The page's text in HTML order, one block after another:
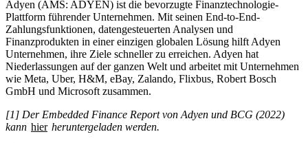
Adyen (AMS: ADYEN) ist die bevorzugte Finanztechnologie-
Plattform führender Unternehmen. Mit seinen End-to-End-
Zahlungsfunktionen, datengesteuerten Analysen und
Finanzprodukten in einer einzigen globalen Lösung hilft Adyen
Unternehmen, ihre Ziele schneller zu erreichen. Adyen hat
Niederlassungen auf der ganzen Welt und arbeitet mit Unternehmen
wie Meta, Uber, H&M, eBay, Zalando, Flixbus, Robert Bosch
GmbH und Microsoft zusammen.
[1] Der Embedded Finance Report von Adyen und BCG (2022)
kann hier heruntergeladen werden.